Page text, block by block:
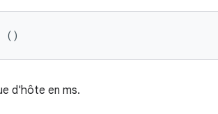
()
d'hôte en ms.